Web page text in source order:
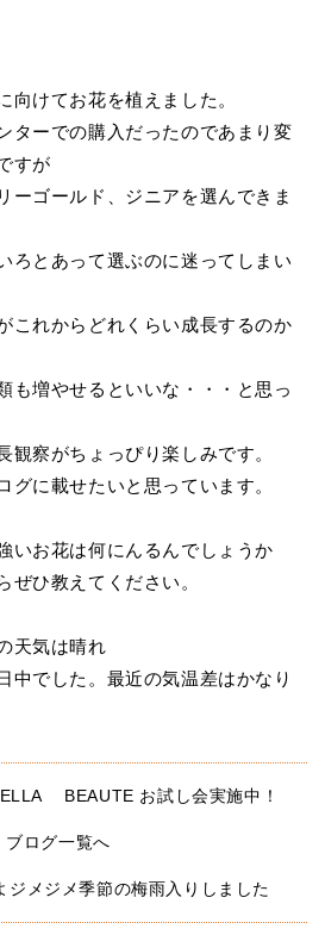
向けてお花を植えました。
ターでの購入だったのであまり変
すが
ーゴールド、ジニアを選んできま
ろとあって選ぶのに迷ってしまい
これからどれくらい成長するのか
も増やせるといいな・・・と思っ
観察がちょっぴり楽しみです。
グに載せたいと思っています。
いお花は何にんるんでしょうか
ぜひ教えてください。
天気は晴れ
中でした。最近の気温差はかなり
BEAUTE お試し会実施中！
ブログ一覧へ
ジメジメ季節の梅雨入りしました